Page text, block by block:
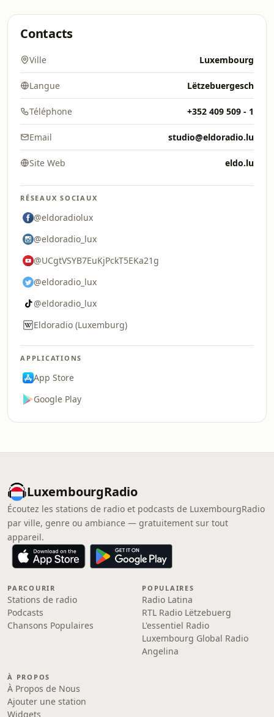
Contacts
Ville Luxembourg
Langue Lëtzebuergesch
Téléphone +352 409 509 - 1
Email studio@eldoradio.lu
Site Web eldo.lu
RÉSEAUX SOCIAUX
@eldoradiolux
@eldoradio_lux
@UCgtVSYB7EuKjPckT5EKa21g
@eldoradio_lux
@eldoradio_lux
Eldoradio (Luxemburg)
APPLICATIONS
App Store
Google Play
LuxembourgRadio
Écoutez les stations de radio et podcasts de LuxembourgRadio
par ville, genre ou ambiance — gratuitement sur tout
appareil.
PARCOURIR
Stations de radio
Podcasts
Chansons Populaires
POPULAIRES
Radio Latina
RTL Radio Lëtzebuerg
L'essentiel Radio
Luxembourg Global Radio
Angelina
À PROPOS
À Propos de Nous
Ajouter une station
Widgets